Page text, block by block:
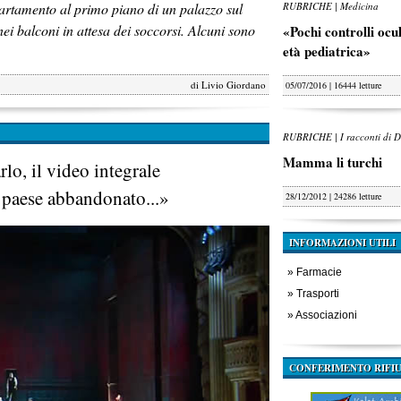
al primo piano di un palazzo sul
balconi in attesa dei soccorsi. Alcuni sono
di Livio Giordano
il video integrale
abbandonato...»
RUBRICHE | Medicina
«Pochi controlli
età pediatrica»
05/07/2016 | 16444 letture
RUBRICHE | I racconti di
Mamma li turchi
28/12/2012 | 24286 letture
INFORMAZIONI UTILI
» Farmacie
» Trasporti
»Associazioni
CONFERIMENTO